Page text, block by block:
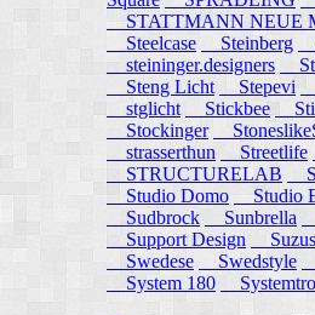
STATTMANN NEUE
Steelcase
Steinberg
steininger.designers
Steng Licht
Stepevi
stglicht
Stickbee
Stockinger
strasserthun
Streetlife
STRUCTURELAB
Studio Domo
Studio
Sudbrock
Sunbrella
Support Design
Swedese
Swedstyle
System 180